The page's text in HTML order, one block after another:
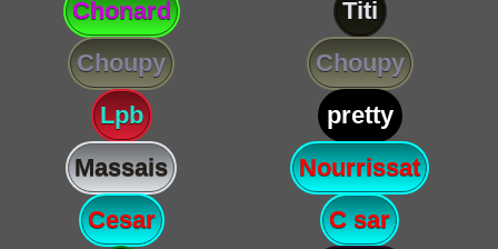
Chonard
Titi
Choupy
Choupy
Lpb
pretty
Massais
Nourrissat
Cesar
C sar